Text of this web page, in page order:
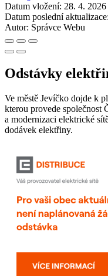
Datum vložení: 28. 4. 2026
Datum poslední aktualizace:
Autor: Správce Webu
Odstávky
Ve městě Jevíčko dojde k
kterou provede společnost
a modernizaci elektrické
dodávek elektřiny.